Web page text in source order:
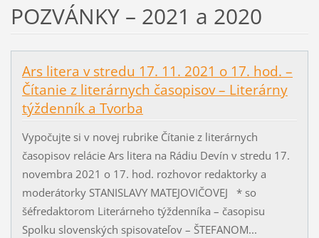
POZVÁNKY – 2021 a 2020
Ars litera v stredu 17. 11. 2021 o 17. hod. –
Čítanie z literárnych časopisov – Literárny
týždenník a Tvorba
Vypočujte si v novej rubrike Čítanie z literárnych
časopisov relácie Ars litera na Rádiu Devín v stredu 17.
novembra 2021 o 17. hod. rozhovor redaktorky a
moderátorky STANISLAVY MATEJOVIČOVEJ * so
šéfredaktorom Literárneho týždenníka – časopisu
Spolku slovenských spisovateľov – ŠTEFANOM...